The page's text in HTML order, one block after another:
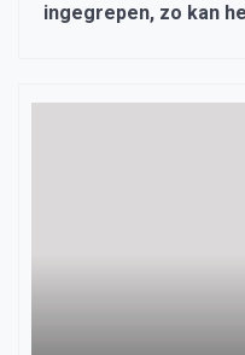
ingegrepen, zo kan